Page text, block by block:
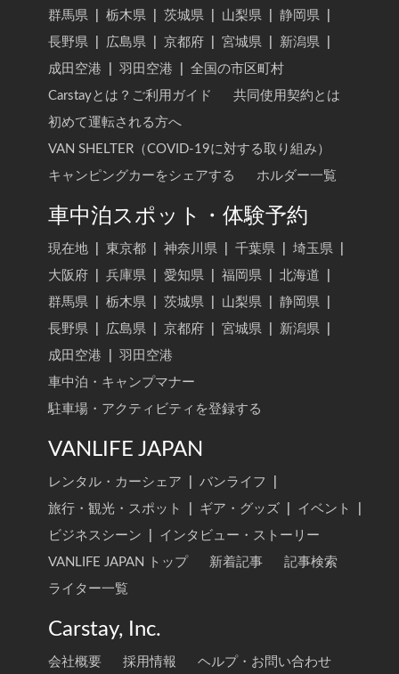
群馬県
栃木県 茨城県 山梨県 静岡県
長野県
広島県 京都府 宮城県 新潟県
成田空港
羽田空港
全国の市区町村
Carstayとは？ご利用ガイド
共同使用契約とは
初めて運転される方へ
VAN SHELTER（COVID-19に対する取り組み）
キャンピングカーをシェアする
ホルダー一覧
車中泊スポット・体験予約
現在地 東京都 神奈川県 千葉県 埼玉県
大阪府
兵庫県 愛知県 福岡県 北海道
群馬県
栃木県 茨城県 山梨県 静岡県
長野県
広島県 京都府 宮城県 新潟県
成田空港
羽田空港
車中泊・キャンプマナー
駐車場・アクティビティを登録する
VANLIFE JAPAN
レンタル・カーシェア バンライフ
旅行・観光・スポット
ギア・グッズ イベント
ビジネスシーン
インタビュー・ストーリー
VANLIFE JAPAN トップ
新着記事
記事検索
ライター一覧
Carstay, Inc.
会社概要 採用情報 ヘルプ・お問い合わせ